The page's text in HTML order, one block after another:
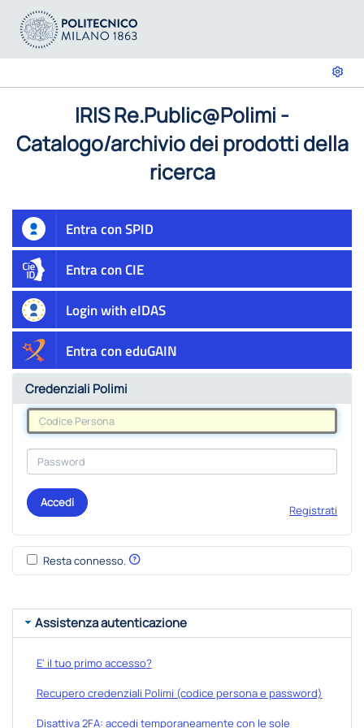
IRIS Re.Public@Polimi -
Catalogo/archivio dei prodotti della
ricerca
Entra con SPID
Entra con CIE
Login with eIDAS
Entra con eduGAIN
Credenziali Polimi
Accedi
Registrati
Resta connesso.
Assistenza autenticazione
E' il tuo primo accesso?
Recupero credenziali Polimi (codice persona e password)
Disattiva 2FA: accedi temporaneamente con le sole